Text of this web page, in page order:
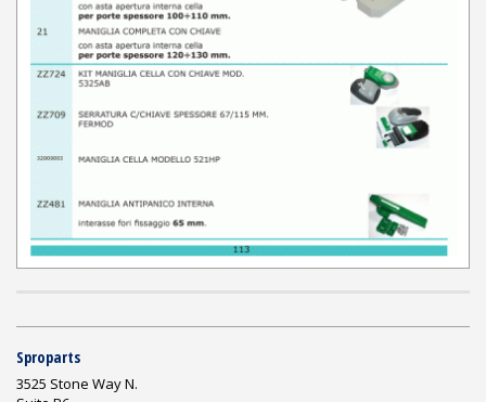
Sproparts
3525 Stone Way N.